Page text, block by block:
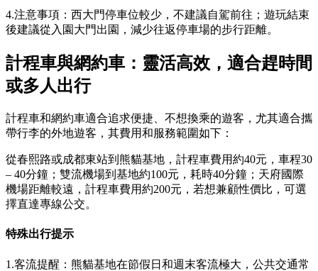
4.注意事項：西大門停車位較少，不建議自駕前往；遊玩結束
後建議從入園大門出園，減少往返停車場的步行距離。
計程車與網約車：靈活高效，適合趕時間
或多人出行
計程車和網約車適合追求便捷、不想換乘的遊客，尤其適合攜
帶行李的外地遊客，其費用和服務範圍如下：
從春熙路或成都東站到熊貓基地，計程車費用約40元，車程30
– 40分鐘；雙流機場到基地約100元，耗時40分鐘；天府國際
機場距離較遠，計程車費用約200元，若想兼顧性價比，可選
擇直達專線公交。
特殊出行提示
1.客流提醒：熊貓基地在節假日和週末客流極大，公共交通常